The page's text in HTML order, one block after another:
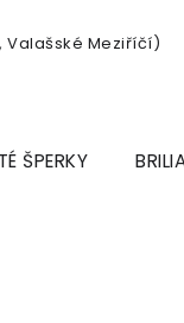
Valašské Meziříčí)
ŠPERKY